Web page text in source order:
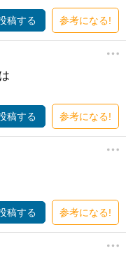
稿する 参考になる!
稿する 参考になる!
稿する 参考になる!